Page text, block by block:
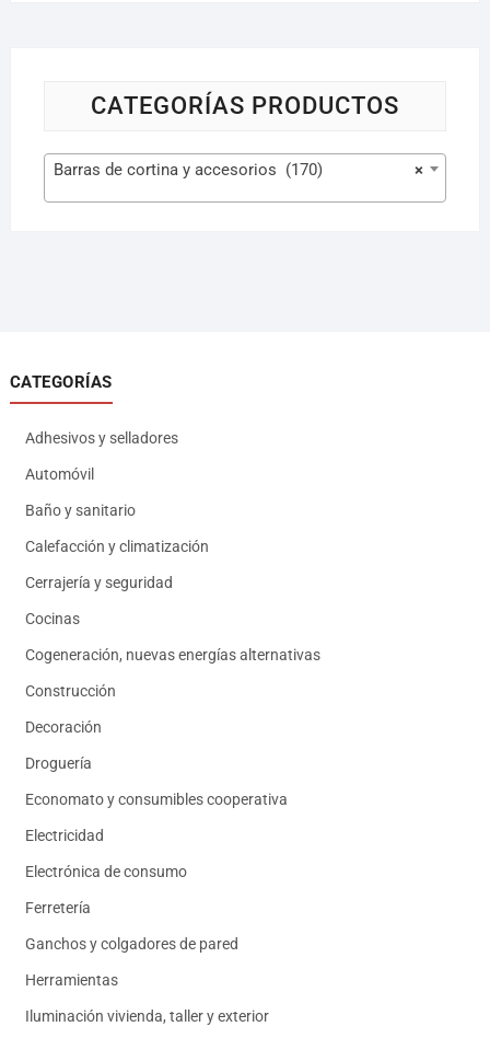
CATEGORÍAS PRODUCTOS
×
Barras de cortina y accesorios (170)
CATEGORÍAS
Adhesivos y selladores
Automóvil
Baño y sanitario
Calefacción y climatización
Cerrajería y seguridad
Cocinas
Cogeneración, nuevas energías alternativas
Construcción
Decoración
Droguería
Economato y consumibles cooperativa
Electricidad
Electrónica de consumo
Ferretería
Ganchos y colgadores de pared
Herramientas
Iluminación vivienda, taller y exterior